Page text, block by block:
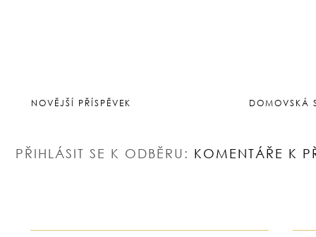
NOVĚJŠÍ PŘÍSPĚVEK DOMOVSKÁ
PŘIHLÁSIT SE K ODBĚRU: KOMENTÁŘE K